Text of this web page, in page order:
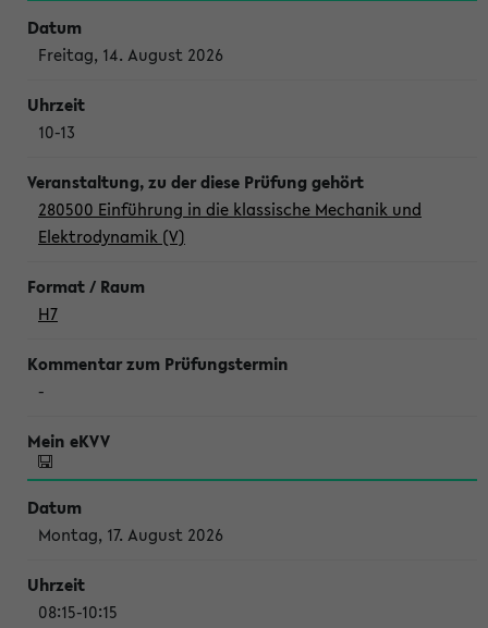
Freitag, 14. August 2026
10-13
280500 Einführung in die klassische Mechanik und
Elektrodynamik (V)
H7
-
Montag, 17. August 2026
08:15-10:15